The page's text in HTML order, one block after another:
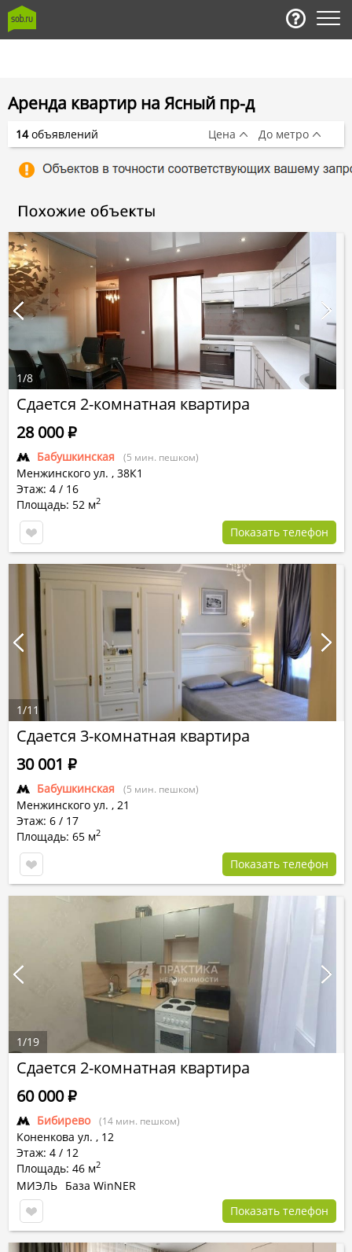
Аренда квартир на Ясный пр-д
Сдается 2-комнатная квартира
Бабушкинская (5 мин. пешком)
Менжинского ул. , 38К1
Этаж: 4 / 16
Площадь: 52 м2
28 000Р
Показать телефон
1/8
Сдается 3-комнатная квартира
Бабушкинская (5 мин. пешком)
Менжинского ул. , 21
Этаж: 6 / 17
Площадь: 65 м2
30 001 Р
Показать телефон
1/11
Сдается 2-комнатная квартира
Бибирево (14 мин. пешком)
Коненкова ул. , 12
Этаж: 4 / 12
Площадь: 46 м2
60 000Р
МИЭЛЬ База WinNER
Показать телефон
1/19
14объявлений Цена До метро